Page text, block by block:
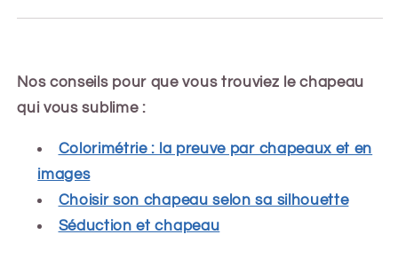
Nos conseils pour que vous trouviez le chapeau
qui vous sublime :
Colorimétrie : la preuve par chapeaux et en
images
Choisir son chapeau selon sa silhouette
Séduction et chapeau